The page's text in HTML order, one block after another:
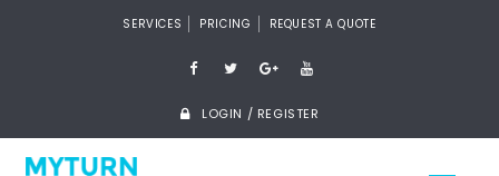
SERVICES PRICING REQUEST A QUOTE
LOGIN / REGISTER